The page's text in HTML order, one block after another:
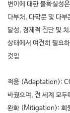
변이에 대한 불확실성
다부처 , 다학문 및 다부
달성, 경제적 진단 및
상태에서 여전히 필요
것임
적응 (Adaptation):
바꿨으며, 전 세계 모두
완화 (Mitigation): 회